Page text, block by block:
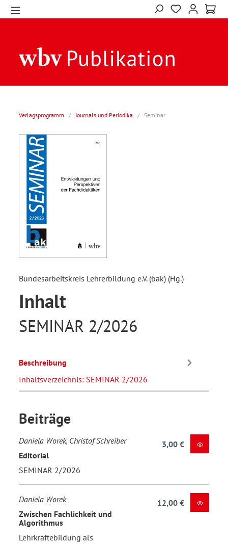
Verlagsprogramm / Journals und Periodika / Seminar
Bundesarbeitskreis Lehrerbildung e.V. (bak) (Hg.)
Inhalt
SEMINAR 2/2026
Beschreibung
Inhaltsverzeichnis: SEMINAR 2/2026
Beiträge
Daniela Worek, Christof Schreiber
Editorial
SEMINAR 2/2026
3,00 €
Daniela Worek
Zwischen Fachlichkeit und
Algorithmus
Lehrkräftebildung als
12,00 €